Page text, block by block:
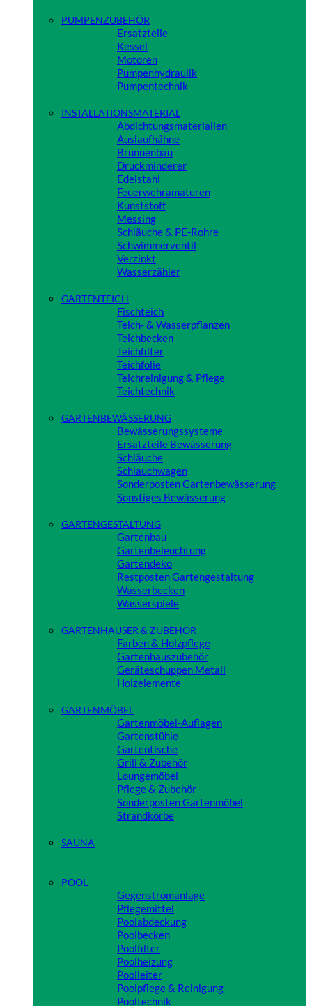
PUMPENZUBEHÖR
Ersatzteile
Kessel
Motoren
Pumpenhydraulik
Pumpentechnik
INSTALLATIONSMATERIAL
Abdichtungsmaterialien
Auslaufhähne
Brunnenbau
Druckminderer
Edelstahl
Feuerwehramaturen
Kunststoff
Messing
Schläuche & PE-Rohre
Schwimmerventil
Verzinkt
Wasserzähler
GARTENTEICH
Fischteich
Teich- & Wasserpflanzen
Teichbecken
Teichfilter
Teichfolie
Teichreinigung & Pflege
Teichtechnik
GARTENBEWÄSSERUNG
Bewässerungssysteme
Ersatzteile Bewässerung
Schläuche
Schlauchwagen
Sonderposten Gartenbewässerung
Sonstiges Bewässerung
GARTENGESTALTUNG
Gartenbau
Gartenbeleuchtung
Gartendeko
Restposten Gartengestaltung
Wasserbecken
Wasserspiele
GARTENHÄUSER & ZUBEHÖR
Farben & Holzpflege
Gartenhauszubehör
Geräteschuppen Metall
Holzelemente
GARTENMÖBEL
Gartenmöbel-Auflagen
Gartenstühle
Gartentische
Grill & Zubehör
Loungemöbel
Pflege & Zubehör
Sonderposten Gartenmöbel
Strandkörbe
SAUNA
POOL
Gegenstromanlage
Pflegemittel
Poolabdeckung
Poolbecken
Poolfilter
Poolheizung
Poolleiter
Poolpflege & Reinigung
Pooltechnik